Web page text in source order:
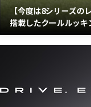
【今度は8シリーズの
搭載したクールルッ
「BMW 858 CSL」登